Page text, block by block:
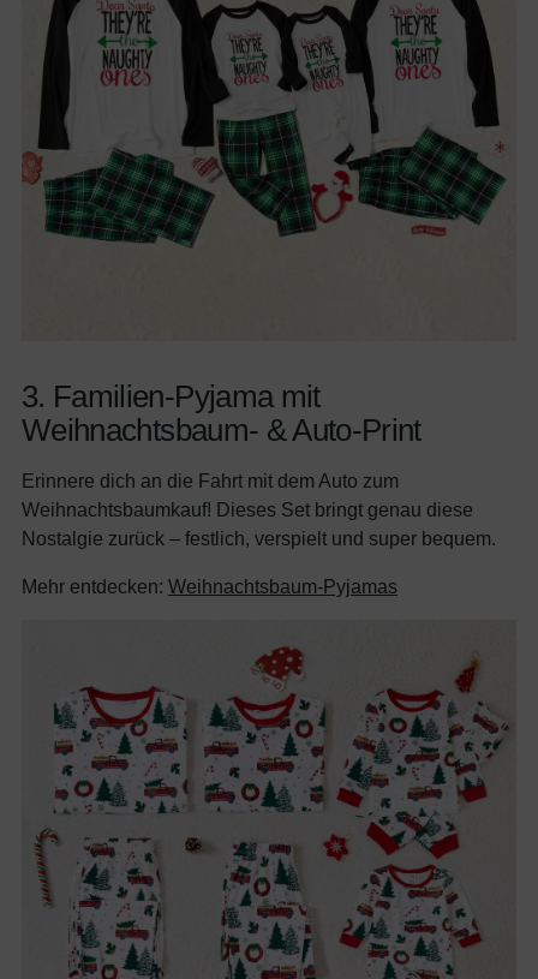
3. Familien-Pyjama mit
Weihnachtsbaum- & Auto-Print
Erinnere dich an die Fahrt mit dem Auto zum
Weihnachtsbaumkauf! Dieses Set bringt genau diese
Nostalgie zurück – festlich, verspielt und super bequem.
Mehr entdecken: Weihnachtsbaum-Pyjamas